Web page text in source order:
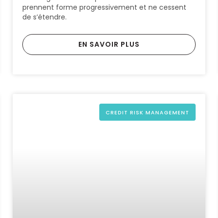
prennent forme progressivement et ne cessent
de s’étendre.
EN SAVOIR PLUS
CREDIT RISK MANAGEMENT